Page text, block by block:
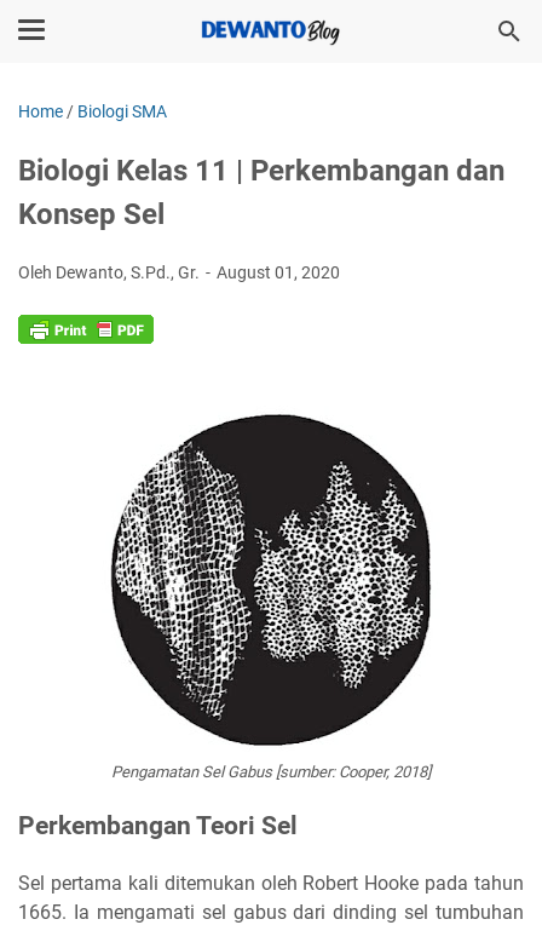
Home / Biologi SMA
Biologi Kelas 11 | Perkembangan dan
Konsep Sel
Oleh Dewanto, S.Pd., Gr. August 01, 2020
Pengamatan Sel Gabus [sumber: Cooper, 2018]
Perkembangan Teori Sel
Sel pertama kali ditemukan oleh Robert Hooke pada tahun
1665. Ia mengamati sel gabus dari dinding sel tumbuhan